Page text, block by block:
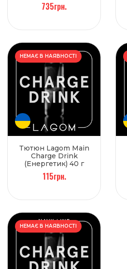
735грн.
НЕМАЄ В НАЯВНОСТІ
Тютюн Lagom Main
Charge Drink
(Енергетик) 40 г
115грн.
НЕМАЄ В НАЯВНОСТІ